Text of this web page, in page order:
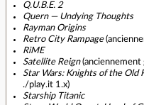
Q.U.B.E. 2
Quern — Undying Thoughts
Rayman Origins
Retro City Rampage
RiME
Satellite Reign(anciennement
Star Wars: Knights of the Old
./play.it 1.x)
Starship Titanic